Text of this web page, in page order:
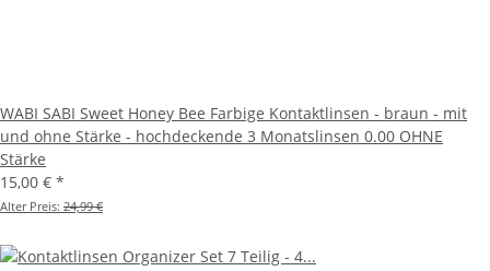
WABI SABI Sweet Honey Bee Farbige Kontaktlinsen - braun - mit
und ohne Stärke - hochdeckende 3 Monatslinsen 0.00 OHNE
Stärke
15,00 € *
Alter Preis: 24,99 €